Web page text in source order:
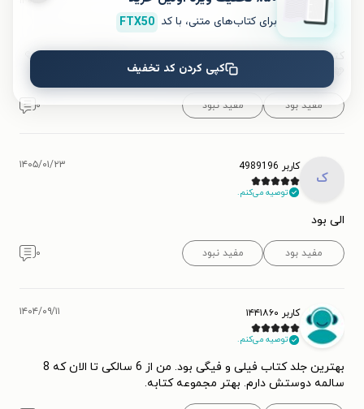
Delwin...
توصیه می‌کنم.
کتاب عالی و با کیفیت همه قصه هاشو بخونید 🖤❤️💛💛🩷💜🧡🖕
مفید بود مفید نبود ۰
ک
کاربر 4989196
توصیه می‌کنم.
۱۴۰۵/۰۱/۲۳
الی بود
مفید بود مفید نبود ۰
کاربر ۱۴۴۱۸۶۰
توصیه می‌کنم.
۱۴۰۴/۰۹/۱۱
بهترین جلد کتاب فیلی و فیگی بود. من از 6 سالکی تا الان که 8
سالمه دوستش دارم. بهتر مجموعه کتابه.
برای کتاب‌های متنی، با کد FTX50
کپی کردن کد تخفیف